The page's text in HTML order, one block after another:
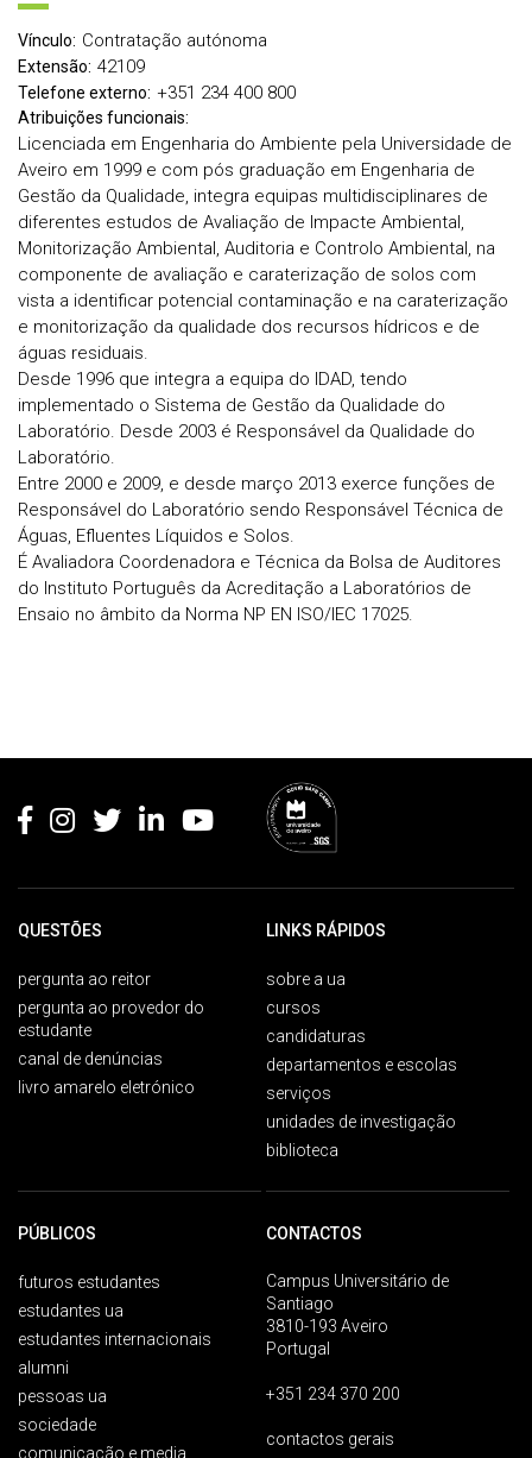
Vínculo: Contratação autónoma
Extensão: 42109
Telefone externo: +351 234 400 800
Atribuições funcionais:
Licenciada em Engenharia do Ambiente pela Universidade de
Aveiro em 1999 e com pós graduação em Engenharia de
Gestão da Qualidade, integra equipas multidisciplinares de
diferentes estudos de Avaliação de Impacte Ambiental,
Monitorização Ambiental, Auditoria e Controlo Ambiental, na
componente de avaliação e caraterização de solos com
vista a identificar potencial contaminação e na caraterização
e monitorização da qualidade dos recursos hídricos e de
águas residuais.
Desde 1996 que integra a equipa do IDAD, tendo
implementado o Sistema de Gestão da Qualidade do
Laboratório. Desde 2003 é Responsável da Qualidade do
Laboratório.
Entre 2000 e 2009, e desde março 2013 exerce funções de
Responsável do Laboratório sendo Responsável Técnica de
Águas, Efluentes Líquidos e Solos.
É Avaliadora Coordenadora e Técnica da Bolsa de Auditores
do Instituto Português da Acreditação a Laboratórios de
Ensaio no âmbito da Norma NP EN ISO/IEC 17025.
QUESTÕES
pergunta ao reitor
pergunta ao provedor do
estudante
canal de denúncias
livro amarelo eletrónico
LINKS RÁPIDOS
sobre a ua
cursos
candidaturas
departamentos e escolas
serviços
unidades de investigação
biblioteca
PÚBLICOS
futuros estudantes
estudantes ua
estudantes internacionais
alumni
pessoas ua
sociedade
comunicação e media
CONTACTOS
Campus Universitário de
Santiago
3810-193 Aveiro
Portugal
+351 234 370 200
contactos gerais